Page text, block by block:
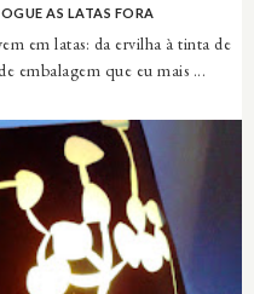
AS LATAS FORA
em latas: da ervilha à tinta de
embalagem que eu mais ...